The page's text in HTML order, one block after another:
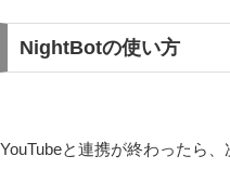
NightBotの使い方
YouTubeと連携が終わったら、